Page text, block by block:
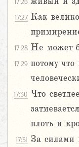
17:26
17:27 Как
17:28 Не может
17:29 потому
17:30 Что
плоть и
17:31 За силами